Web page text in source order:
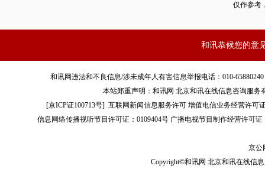
仅作参考
和讯恭候您的意
和讯网违法和不良信息/涉未成年人有害信息举报电话：010-
本站郑重声明：和讯网 北京和讯在线信息咨询服
[京ICP证100713号]互联网新闻信息服务许可 增值电信业务经营许可
信息网络传播视听节目许可证：0109404号 广播电视节目制作经营许可证
京公
Copyright©和讯网 北京和讯在线信